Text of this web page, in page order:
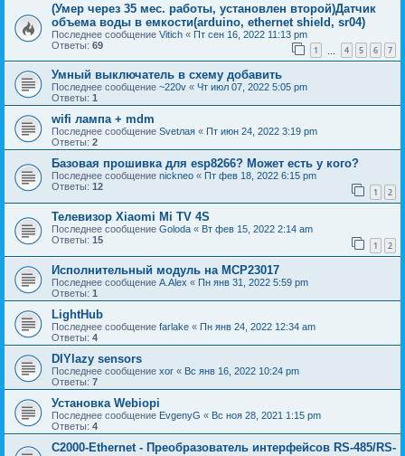
(Умер через 35 мес. работы, установлен второй)Датчик
объема воды в емкости(arduino, ethernet shield, sr04)
Последнее сообщение Vitich « Пт сен 16, 2022 11:13 pm
Ответы: 69 1 4 5 6 7
Умный выключатель в схему добавить
Последнее сообщение ~220v « Чт июл 07, 2022 5:05 pm
Ответы: 1
wifi лампа + mdm
Последнее сообщение Svetлая « Пт июн 24, 2022 3:19 pm
Ответы: 2
Базовая прошивка для esp8266? Может есть у кого?
Последнее сообщение nickneo « Пт фев 18, 2022 6:15 pm
Ответы: 12 1 2
Телевизор Xiaomi Mi TV 4S
Последнее сообщение Goloda « Вт фев 15, 2022 2:14 am
Ответы: 15 1 2
Исполнительный модуль на MCP23017
Последнее сообщение A.Alex « Пн янв 31, 2022 5:59 pm
Ответы: 1
LightHub
Последнее сообщение farlake « Пн янв 24, 2022 12:34 am
Ответы: 4
DIYlazy sensors
Последнее сообщение xor « Вс янв 16, 2022 10:24 pm
Ответы: 7
Установка Webiopi
Последнее сообщение EvgenyG « Вс ноя 28, 2021 1:15 pm
Ответы: 4
С2000-Ethernet - Преобразователь интерфейсов RS-485/RS-